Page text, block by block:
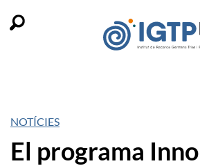
NOTÍCIES
El programa